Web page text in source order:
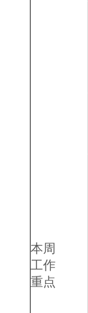
本周
工作
重点